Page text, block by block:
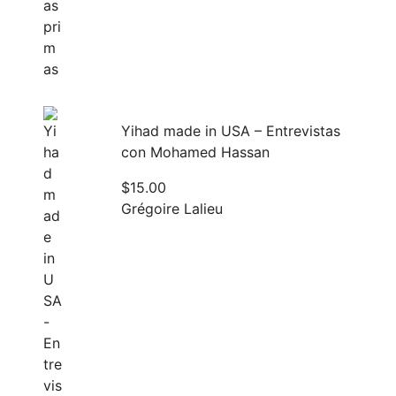
Yihad made in USA – Entrevistas
con Mohamed Hassan
$15.00
Grégoire Lalieu